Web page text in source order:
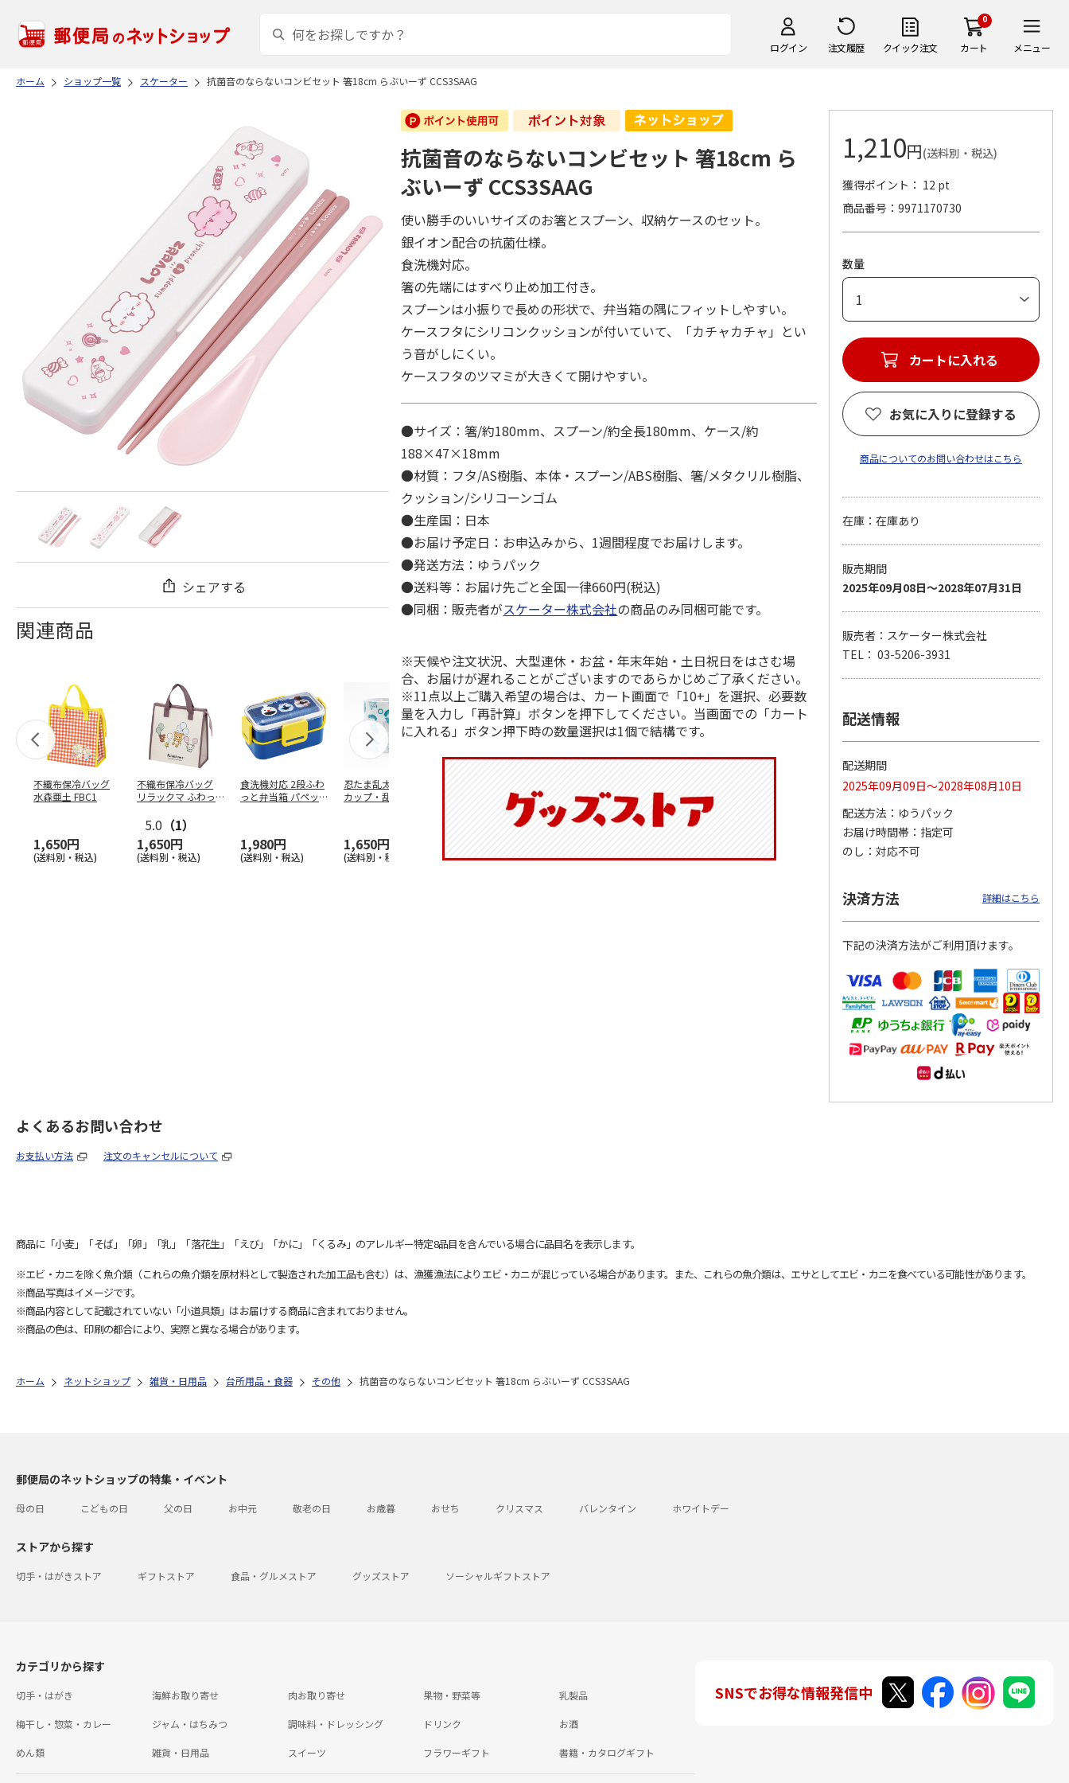
ログイン 注文履歴 クイック注文
0
カート メニュー
ホーム ショップ一覧 スケーター 抗菌音のならないコンビセット 箸18cm らぶいーず CCS3SAAG
シェアする
関連商品
不織布保冷バッグ
水森亜土 FBC1
1,650円
(送料別・税込)
不織布保冷バッグ
リラックマ ふわっ
5.0 （1）
1,650円
(送料別・税込)
食洗機対応 2段ふわ
っと弁当箱 パペッ
1,980円
(送料別・税込)
忍たま乱太郎 マグ
カップ・乱太郎・き
1,650円
(送料別・税込)
抗菌食洗機対応 ふ
わっと弁当箱 530ml
…
1,760円
(送料別・税込)
マスコット入りドリ
ンクボトル ハロー
キティ PSPR5MC
3,300円
(送料別・税込)
陶器ダイカットマグ
カップ ポムポムプ
リン CHMGD4
2,970円
(送料別・税込)
コーデュロイ生地ラ
2,200円
(送料別・税込)
ふわっとフタタイト
パペットスンスン
R…
1,485円
(送料別・税込)
八角形ステンレスマ
抗菌音のならないコンビセット 箸18cm ら
ぶいーず CCS3SAAG
使い勝手のいいサイズのお箸とスプーン、収納ケースのセット。
銀イオン配合の抗菌仕様。
食洗機対応。
箸の先端にはすべり止め加工付き。
スプーンは小振りで長めの形状で、弁当箱の隅にフィットしやすい。
ケースフタにシリコンクッションが付いていて、「カチャカチャ」とい
う音がしにくい。
ケースフタのツマミが大きくて開けやすい。
●サイズ：箸/約180mm、スプーン/約全長180mm、ケース/約
188×47×18mm
●材質：フタ/AS樹脂、本体・スプーン/ABS樹脂、箸/メタクリル樹脂、
クッション/シリコーンゴム
●生産国：日本
●お届け予定日：お申込みから、1週間程度でお届けします。
●発送方法：ゆうパック
●送料等：お届け先ごと全国一律660円(税込)
●同梱：販売者がスケーター株式会社の商品のみ同梱可能です。
※天候や注文状況、大型連休・お盆・年末年始・土日祝日をはさむ場
合、お届けが遅れることがございますのであらかじめご了承ください。
※11点以上ご購入希望の場合は、カート画面で「10+」を選択、必要数
量を入力し「再計算」ボタンを押下してください。当画面での「カート
に入れる」ボタン押下時の数量選択は1個で結構です。
1,210円(送料別・税込)
獲得ポイント： 12 pt
商品番号
9971170730
数量
カートに入れる
お気に入りに登録する
商品についてのお問い合わせはこちら
在庫：在庫あり
販売期間
2025年09月08日～2028年07月31日
販売者：スケーター株式会社
TEL： 03-5206-3931
配送情報
配送期間
2025年09月09日～2028年08月10日
配送方法
ゆうパック
お届け時間帯
指定可
のし
対応不可
決済方法 詳細はこちら
下記の決済方法がご利用頂けます。
よくあるお問い合わせ
お支払い方法 注文のキャンセルについて
商品に「小麦」「そば」「卵」「乳」「落花生」「えび」「かに」「くるみ」のアレルギー特定8品目を含んでいる場合に品目名を表示します。
※エビ・カニを除く魚介類（これらの魚介類を原材料として製造された加工品も含む）は、漁獲漁法によりエビ・カニが混じっている場合があります。また、これらの魚介類は、エサとしてエビ・カニを食べている可能性があります。
※商品写真はイメージです。
※商品内容として記載されていない「小道具類」はお届けする商品に含まれておりません。
※商品の色は、印刷の都合により、実際と異なる場合があります。
ホーム ネットショップ 雑貨・日用品 台所用品・食器 その他 抗菌音のならないコンビセット 箸18cm らぶいーず CCS3SAAG
郵便局のネットショップの特集・イベント
母の日 こどもの日 父の日 お中元 敬老の日 お歳暮 おせち クリスマス バレンタイン ホワイトデー
ストアから探す
切手・はがきストア ギフトストア 食品・グルメストア グッズストア ソーシャルギフトストア
カテゴリから探す
切手・はがき 海鮮お取り寄せ 肉お取り寄せ 果物・野菜等 乳製品
梅干し・惣菜・カレー ジャム・はちみつ 調味料・ドレッシング ドリンク お酒
めん類 雑貨・日用品 スイーツ フラワーギフト 書籍・カタログギフト
SNSでお得な情報発信中